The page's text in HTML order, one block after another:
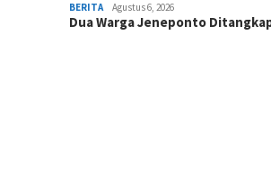
BERITA Agustus 6, 2026
Dua Warga Jeneponto